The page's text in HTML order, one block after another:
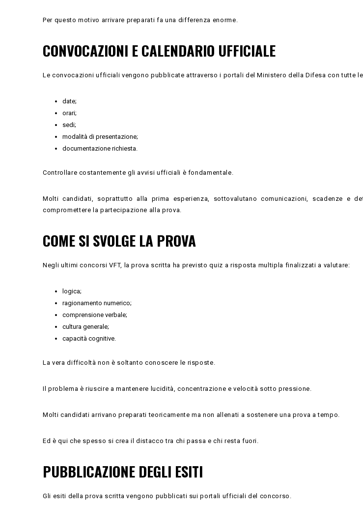
Per questo motivo arrivare preparati fa una differenza enorme.
CONVOCAZIONI E CALENDARIO UFFICIALE
Le convocazioni ufficiali vengono pubblicate attraverso i portali del Ministero della Difesa con tutte
date;
orari;
sedi;
modalità di presentazione;
documentazione richiesta.
Controllare costantemente gli avvisi ufficiali è fondamentale.
Molti candidati, soprattutto alla prima esperienza, sottovalutano comunicazioni, scadenze e
compromettere la partecipazione alla prova.
COME SI SVOLGE LA PROVA
Negli ultimi concorsi VFT, la prova scritta ha previsto quiz a risposta multipla finalizzati a valutare:
logica;
ragionamento numerico;
comprensione verbale;
cultura generale;
capacità cognitive.
La vera difficoltà non è soltanto conoscere le risposte.
Il problema è riuscire a mantenere lucidità, concentrazione e velocità sotto pressione.
Molti candidati arrivano preparati teoricamente ma non allenati a sostenere una prova a tempo.
Ed è qui che spesso si crea il distacco tra chi passa e chi resta fuori.
PUBBLICAZIONE DEGLI ESITI
Gli esiti della prova scritta vengono pubblicati sui portali ufficiali del concorso.